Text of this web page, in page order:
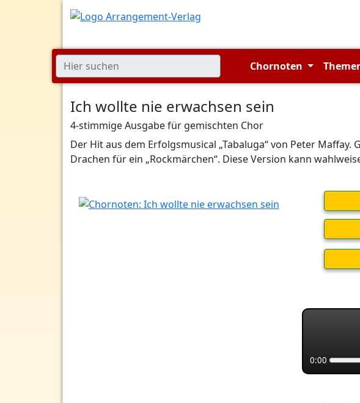
Chornoten
Ich wollte nie erwachsen sein
4-stimmige Ausgabe für gemischten Chor
Der Hit aus dem Erfolgsmusical „Tabaluga“ von Peter
Drachen für ein „Rockmärchen“. Diese Version kann
0:00